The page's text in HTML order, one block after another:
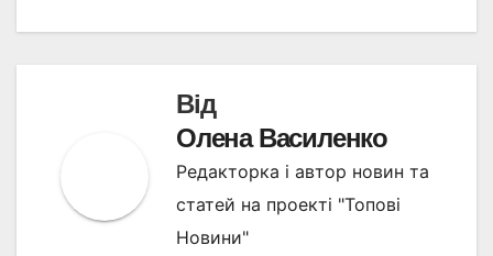
Від
Олена Василенко
Редакторка і автор новин та
статей на проекті "Топові
Новини"